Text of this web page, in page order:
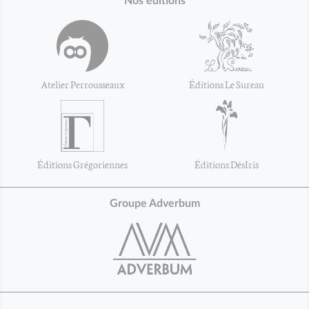
Atelier Perrousseaux Éditions Le Sureau
Éditions Grégoriennes Éditions DésIris
Groupe Adverbum